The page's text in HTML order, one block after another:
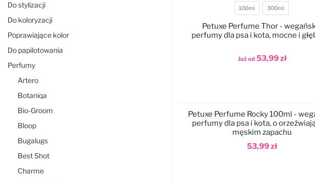
Do stylizacji
Do koloryzacji
Poprawiające kolor
Do papilotowania
Perfumy
Artero
Botaniqa
Bio-Groom
Bloop
Bugalugs
Best Shot
Charme
Pojemność
100ml 300ml
Już od 53,99 zł
Petuxe Perfume Thor -
perfumy dla psa i kota, mocne i
53,99 zł
Petuxe Perfume Rocky 100ml -
perfumy dla psa i kota, o
męskim zapachu